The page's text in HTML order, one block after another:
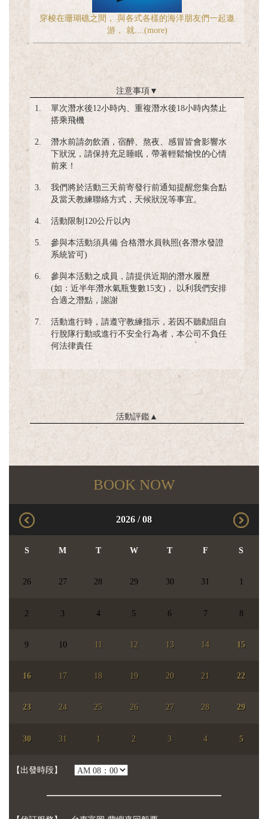
穿梭在珊瑚礁之間， 與各式各樣的海洋朋友們一起遨
游， 就....(more)
注意事項 ▼
1.
單次潛水後12小時內、重複潛水後18小時內禁止
搭乘飛機
2.
潛水前請勿飲酒，宿醉、熬夜、感冒皆會影響水
下狀況，請保持充足睡眠，帶著輕鬆愉悅的心情
前來！
3.
我們將於活動三天前寄發行前通知提醒您集合點
及當天教練聯絡方式，天候狀況等事宜。
4. 活動限制120公斤以內
5.
參與本活動須具備 合格潛水員執照(各潛水發證
系統皆可)
6.
參與本活動之成員，請提供近期的潛水履歷
(如：近半年潛水氣瓶隻數15支)， 以利我們安排
合適之潛點，謝謝
7.
活動進行時，請遵守教練指示，若因不聽勸阻自
行脫隊行動或進行不安全行為者，本公司不負任
何法律責任
活動評鑑 ▲
BOOK NOW
【出發時段】
2026/08
S M T W T F S
26 27 28 29 30 31 1
2 3 4 5 6 7 8
9 10 11 12 13 14 15
16 17 18 19 20 21 22
23 24 25 26 27 28 29
30 31 1 2 3 4 5